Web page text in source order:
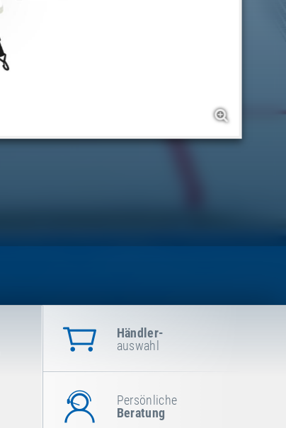
Händler-
auswahl
Persönliche
Beratung